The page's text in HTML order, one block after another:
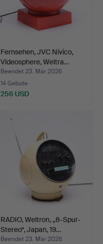
Fernsehen, JVC Nivico,
Videosphere, Weltra…
Beendet 23. Mär 2026
14 Gebote
256 USD
RADIO, Weltron, „8-Spur-
Stereo“, Japan, 19…
Beendet 23. Mär 2026